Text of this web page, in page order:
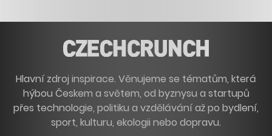
Hlavní zdroj inspirace. Věnujeme se tématům, která
hýbou Českem a světem, od byznysu a startupů
přes technologie, politiku a vzdělávání až po bydlení,
sport, kulturu, ekologii nebo dopravu.